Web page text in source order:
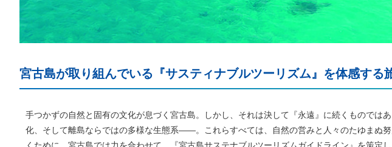
宮古島が取り組んでいる『サスティナブルツーリズム』を体感する
手つかずの自然と固有の文化が息づく宮古島。しかし、それは決して『永遠』に続くものでは
化、そして離島ならではの多様な生態系——。これらすべては、自然の営みと人々のたゆまぬ
くために、宮古島では力を合わせて、『宮古島サステナブルツーリズムガイドライン』を策定し